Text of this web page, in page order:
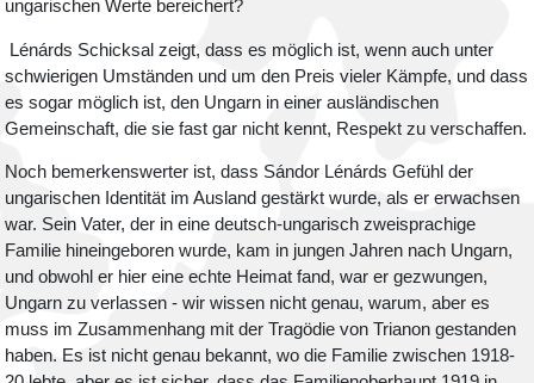
ungarischen Werte bereichert?
Lénárds Schicksal zeigt, dass es möglich ist, wenn auch unter
schwierigen Umständen und um den Preis vieler Kämpfe, und dass
es sogar möglich ist, den Ungarn in einer ausländischen
Gemeinschaft, die sie fast gar nicht kennt, Respekt zu verschaffen.
Noch bemerkenswerter ist, dass Sándor Lénárds Gefühl der
ungarischen Identität im Ausland gestärkt wurde, als er erwachsen
war. Sein Vater, der in eine deutsch-ungarisch zweisprachige
Familie hineingeboren wurde, kam in jungen Jahren nach Ungarn,
und obwohl er hier eine echte Heimat fand, war er gezwungen,
Ungarn zu verlassen - wir wissen nicht genau, warum, aber es
muss im Zusammenhang mit der Tragödie von Trianon gestanden
haben. Es ist nicht genau bekannt, wo die Familie zwischen 1918-